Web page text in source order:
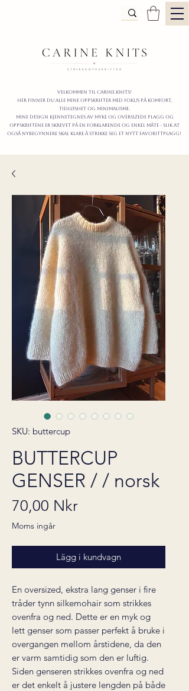
Velkommen til carine.knits!
Her finner du alle mine oppskrifter MED FOKUS PÅ KOMFORT,
TIDLØShet OG MINIMALISme.
mine design kjennetegnes av myke og oversizede plagg og
oppskriftene er skrevet på en forklarende og enkel måte - slik at
også nybegynnere skal klare å strikke seg et nytt favorittplagg!
SKU: buttercup
BUTTERCUP
GENSER / / norsk
70,00 NkrPris
Moms ingår
Lägg i kundvagn
En oversized, ekstra lang genser i fire
tråder tynn silkemohair som strikkes
ovenfra og ned. Dette er en myk og
lett genser som passer perfekt å bruke i
overgangen mellom årstidene, da den
er varm samtidig som den er luftig.
Siden genseren strikkes ovenfra og ned
er det enkelt å justere lengden på både